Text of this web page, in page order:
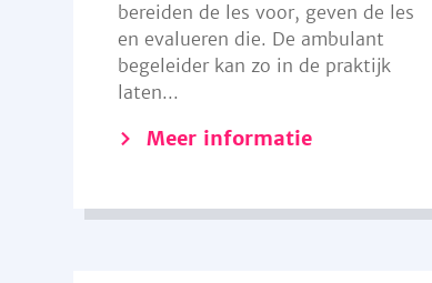
bereiden de les voor, geven de les
en evalueren die. De ambulant
begeleider kan zo in de praktijk
laten...
Meer informatie